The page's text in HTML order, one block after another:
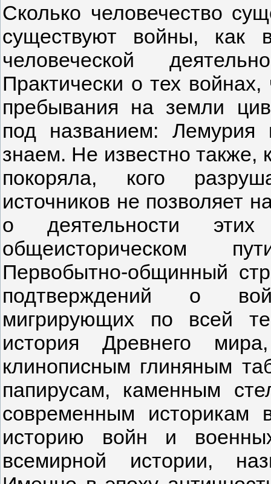
Сколько человечество
существуют войны, как
человеческой
Практически о тех
пребывания на земли
под названием:
знаем. Не известно также,
покоряла, кого
источников не позволяет
о деятельности
общеисторическом
Первобытно-общинный
подтверждений о
мигрирующих по всей
история Древнего
клинописным глиняным
папирусам, каменным
современным историкам
историю войн и
всемирной истории,